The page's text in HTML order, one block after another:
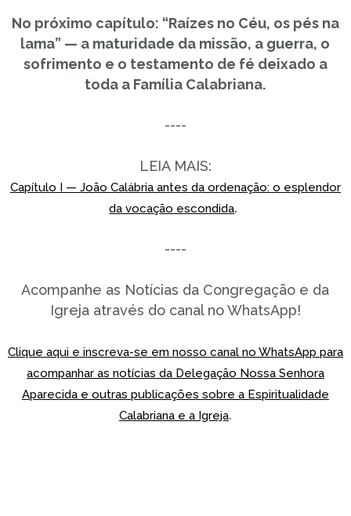
No próximo capítulo: “Raízes no Céu, os pés na
lama” — a maturidade da missão, a guerra, o
sofrimento e o testamento de fé deixado a
toda a Família Calabriana.
----
LEIA MAIS:
Capítulo I — João Calábria antes da ordenação: o esplendor
da vocação escondida.
----
Acompanhe as Notícias da Congregação e da
Igreja através do canal no WhatsApp!
Clique aqui e inscreva-se em nosso canal no WhatsApp para
acompanhar as notícias da Delegação Nossa Senhora
Aparecida e outras publicações sobre a Espiritualidade
Calabriana e a Igreja.